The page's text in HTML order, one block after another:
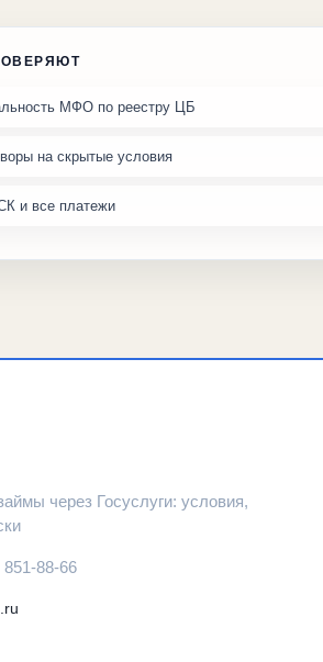
МФО по реестру ЦБ
на скрытые условия
и все платежи
через Госуслуги: условия,
88-66